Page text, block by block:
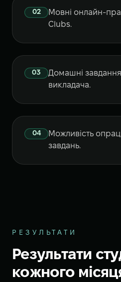
02
Мовні онлайн-
Clubs.
03
Домашні
викладача.
04
Можливість
завдань.
РЕЗУЛЬТАТИ
Результати
кожного